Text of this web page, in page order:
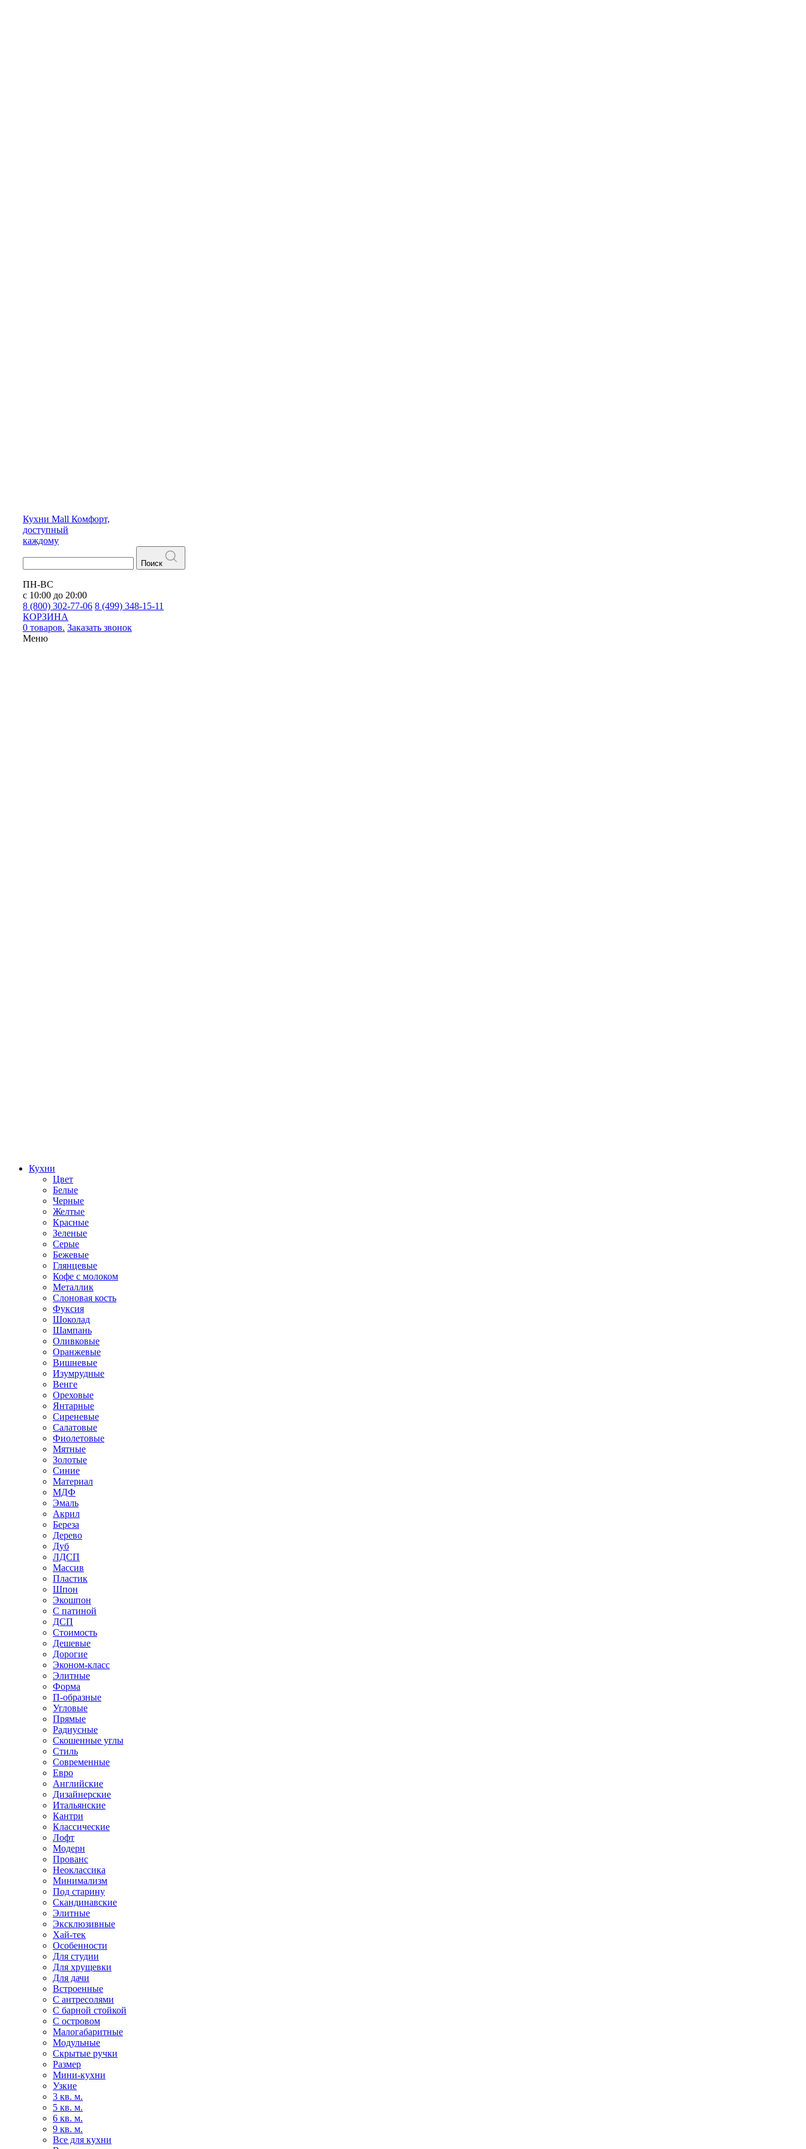
Кухни Mall Комфорт,
доступный
каждому
Поиск
ПН-ВС
с 10:00 до 20:00
8 (800) 302-77-06 8 (499) 348-15-11
КОРЗИНА
0 товаров. Заказать звонок
Меню
Кухни
Цвет
Белые
Черные
Желтые
Красные
Зеленые
Серые
Бежевые
Глянцевые
Кофе с молоком
Металлик
Слоновая кость
Фуксия
Шоколад
Шампань
Оливковые
Оранжевые
Вишневые
Изумрудные
Венге
Ореховые
Янтарные
Сиреневые
Салатовые
Фиолетовые
Мятные
Золотые
Синие
Материал
МДФ
Эмаль
Акрил
Береза
Дерево
Дуб
ЛДСП
Массив
Пластик
Шпон
Экошпон
С патиной
ДСП
Стоимость
Дешевые
Дорогие
Эконом-класс
Элитные
Форма
П-образные
Угловые
Прямые
Радиусные
Скошенные углы
Стиль
Современные
Евро
Английские
Дизайнерские
Итальянские
Кантри
Классические
Лофт
Модерн
Прованс
Неоклассика
Минимализм
Под старину
Скандинавские
Элитные
Эксклюзивные
Хай-тек
Особенности
Для студии
Для хрущевки
Для дачи
Встроенные
С антресолями
С барной стойкой
С островом
Малогабаритные
Модульные
Скрытые ручки
Размер
Мини-кухни
Узкие
3 кв. м.
5 кв. м.
6 кв. м.
9 кв. м.
Все для кухни